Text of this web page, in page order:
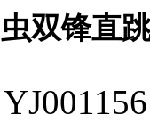
双锋直
YJ001156